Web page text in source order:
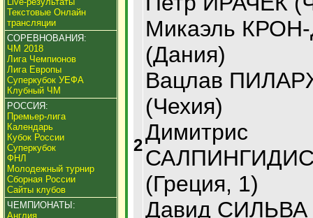
Текстовые Онлайн
трансляции
СОРЕВНОВАНИЯ:
ЧМ 2018
Лига Чемпионов
Лига Европы
Суперкубок УЕФА
Клубный ЧМ
РОССИЯ:
Премьер-лига
Календарь
Кубок России
Суперкубок
ФНЛ
Молодежный турнир
Сборная России
Сайты клубов
ЧЕМПИОНАТЫ:
Англия
2
Микаэль
(Дания)
Вацлав
(Чехия)
Димитрис
(Греция, 1)
Давид СИЛЬВА